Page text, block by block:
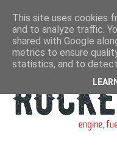
This site uses cookies
and to analyze traffic.
shared with Google
metrics to ensure
statistics, and to detect